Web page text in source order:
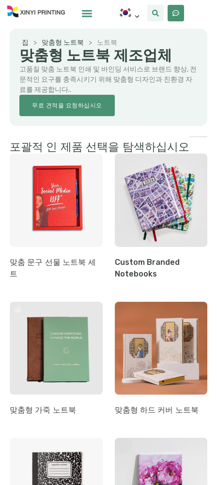
집 > 맞춤형 노트북 > 노트북
맞춤형 노트북 제조업체
고품질 맞춤 노트북 인쇄 및 바인딩 서비스로 브랜드 향상, 전
문적인 요구를 충족시키기 위해 맞춤형 디자인과 친환경 자
료를 제공합니다..
무료 견적을 요청하십시오
포괄적 인 제품 선택을 탐색하십시오
맞춤 문구 선물 노트북 세
트
Custom Branded
Notebooks
맞춤형 가죽 노트북 맞춤형 하드 커버 노트북